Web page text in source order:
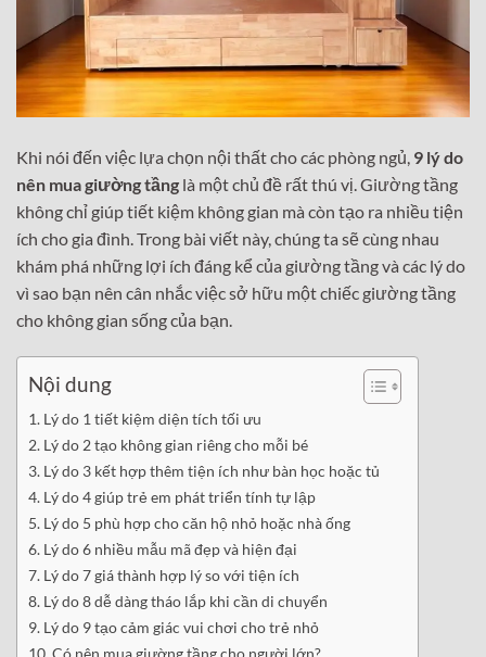
Khi nói đến việc lựa chọn nội thất cho các phòng ngủ, 9 lý do
nên mua giường tầng là một chủ đề rất thú vị. Giường tầng
không chỉ giúp tiết kiệm không gian mà còn tạo ra nhiều tiện
ích cho gia đình. Trong bài viết này, chúng ta sẽ cùng nhau
khám phá những lợi ích đáng kể của giường tầng và các lý do
vì sao bạn nên cân nhắc việc sở hữu một chiếc giường tầng
cho không gian sống của bạn.
Nội dung
Lý do 1 tiết kiệm diện tích tối ưu
Lý do 2 tạo không gian riêng cho mỗi bé
Lý do 3 kết hợp thêm tiện ích như bàn học hoặc tủ
Lý do 4 giúp trẻ em phát triển tính tự lập
Lý do 5 phù hợp cho căn hộ nhỏ hoặc nhà ống
Lý do 6 nhiều mẫu mã đẹp và hiện đại
Lý do 7 giá thành hợp lý so với tiện ích
Lý do 8 dễ dàng tháo lắp khi cần di chuyển
Lý do 9 tạo cảm giác vui chơi cho trẻ nhỏ
Có nên mua giường tầng cho người lớn?